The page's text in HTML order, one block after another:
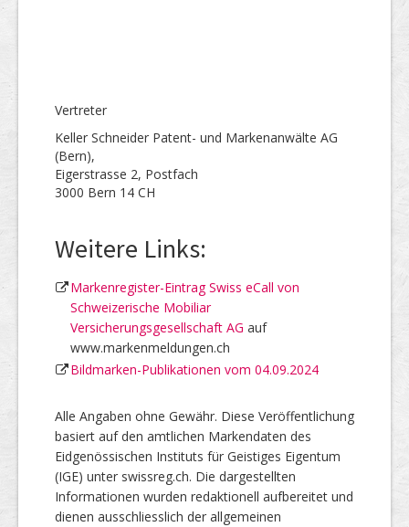
Vertreter
Keller Schneider Patent- und Markenanwälte AG
(Bern),
Eigerstrasse 2, Postfach
3000 Bern 14 CH
Weitere Links:
Markenregister-Eintrag Swiss eCall von
Schweizerische Mobiliar
Versicherungsgesellschaft AG auf
www.markenmeldungen.ch
Bildmarken-Publikationen vom 04.09.2024
Alle Angaben ohne Gewähr. Diese Veröffentlichung
basiert auf den amtlichen Markendaten des
Eidgenössischen Instituts für Geistiges Eigentum
(IGE) unter swissreg.ch. Die dargestellten
Informationen wurden redaktionell aufbereitet und
dienen ausschliesslich der allgemeinen